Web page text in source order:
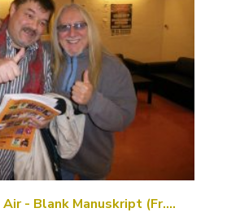
- Blank Manuskript (Fr.…